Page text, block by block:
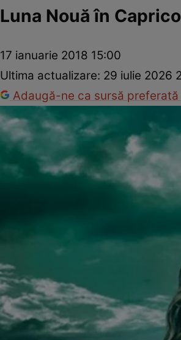
Luna Nouă în
17 ianuarie 2018 15:00
Ultima actualizare: 29 iulie 2026
Adaugă-ne ca sursă preferată